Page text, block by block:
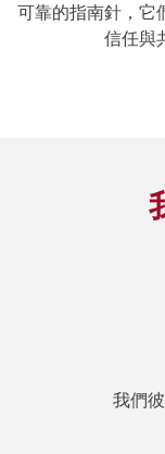
可靠的指南針，它
信任與
我們